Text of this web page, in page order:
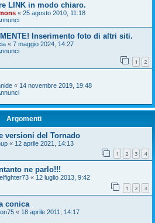
LINK in modo chiaro.
« 25 agosto 2010, 11:18
Inserimento foto di altri siti.
« 7 maggio 2024, 14:27
1 2
« 14 novembre 2019, 19:48
Argomenti
versioni del Tornado
« 12 aprile 2021, 14:13
1 2 3 4
ne parlo!!!
« 12 luglio 2013, 9:42
1 2 3
conica
« 18 aprile 2011, 14:17